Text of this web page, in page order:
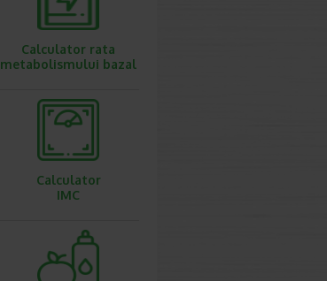
Calculator rata
metabolismului bazal
Calculator
IMC